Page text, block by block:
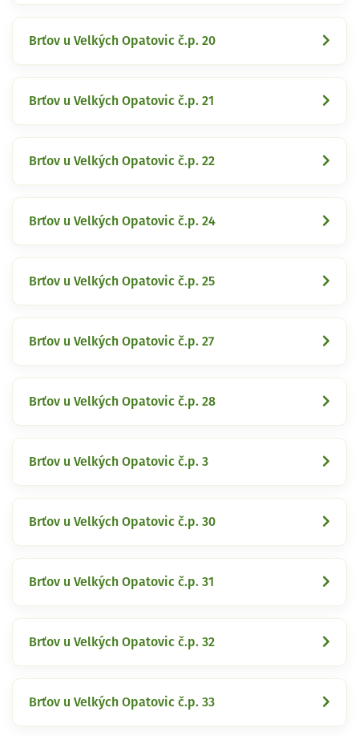
Brťov u Velkých Opatovic č.p. 20
Brťov u Velkých Opatovic č.p. 21
Brťov u Velkých Opatovic č.p. 22
Brťov u Velkých Opatovic č.p. 24
Brťov u Velkých Opatovic č.p. 25
Brťov u Velkých Opatovic č.p. 27
Brťov u Velkých Opatovic č.p. 28
Brťov u Velkých Opatovic č.p. 3
Brťov u Velkých Opatovic č.p. 30
Brťov u Velkých Opatovic č.p. 31
Brťov u Velkých Opatovic č.p. 32
Brťov u Velkých Opatovic č.p. 33